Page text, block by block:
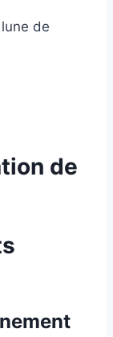
de
de